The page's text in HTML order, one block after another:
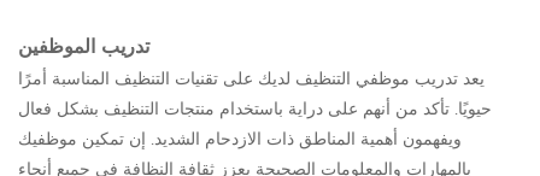
تدريب الموظفين
يعد تدريب موظفي التنظيف لديك على تقنيات التنظيف المناسبة أمرًا
حيويًا. تأكد من أنهم على دراية باستخدام منتجات التنظيف بشكل فعال
ويفهمون أهمية المناطق ذات الازدحام الشديد. إن تمكين موظفيك
بالمهارات والمعلومات الصحيحة يعزز ثقافة النظافة في جميع أنحاء